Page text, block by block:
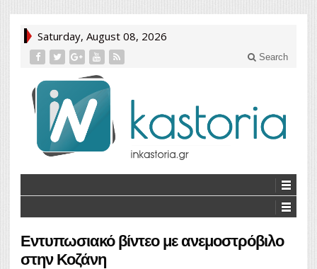
Saturday, August 08, 2026
Search
Εντυπωσιακό βίντεο με ανεμοστρόβιλο
στην Κοζάνη